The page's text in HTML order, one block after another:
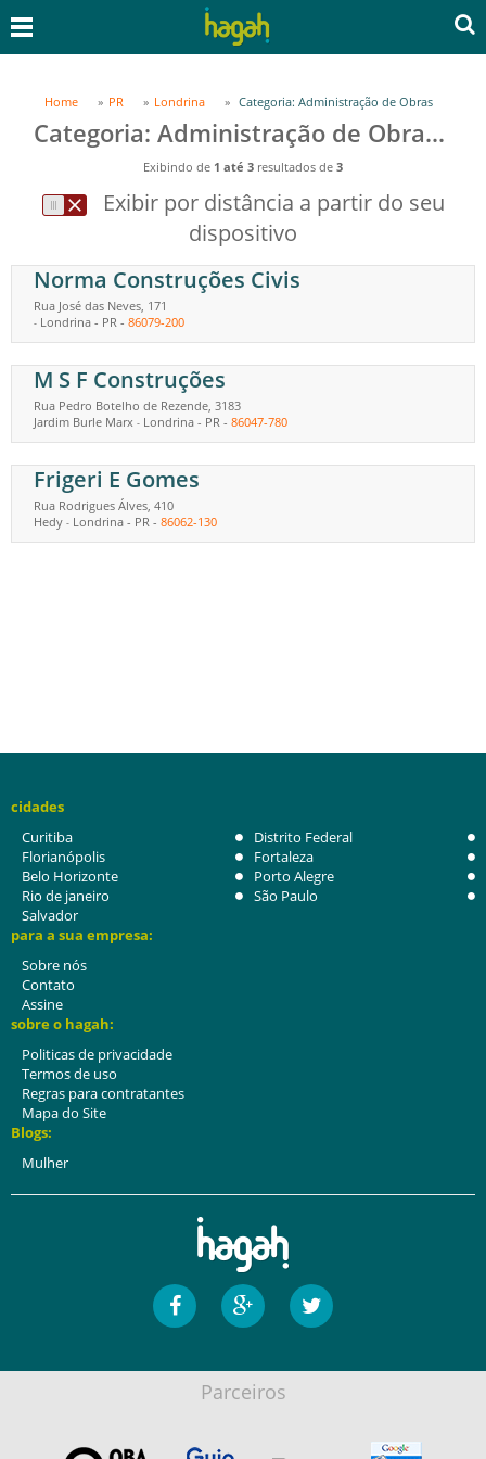
Home PR Londrina Categoria: Administração de Obras
Categoria: Administração de Obras em Londrina, PR
Exibindo de 1 até 3 resultados de 3
Exibir por distância a partir do seu
dispositivo
Norma Construções Civis
Rua José das Neves, 171
- Londrina - PR - 86079-200
M S F Construções
Rua Pedro Botelho de Rezende, 3183
Jardim Burle Marx - Londrina - PR - 86047-780
Frigeri E Gomes
Rua Rodrigues Álves, 410
Hedy - Londrina - PR - 86062-130
cidades
Curitiba
Distrito Federal
Florianópolis
Fortaleza
Belo Horizonte
Porto Alegre
Rio de janeiro
São Paulo
Salvador
para a sua empresa:
Sobre nós
Contato
Assine
sobre o hagah:
Politicas de privacidade
Termos de uso
Regras para contratantes
Mapa do Site
Blogs:
Mulher
Parceiros